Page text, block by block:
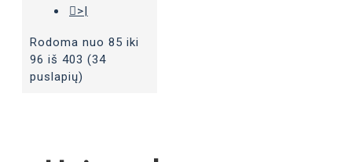
>|
Rodoma nuo 85 iki
96 iš 403 (34
puslapių)